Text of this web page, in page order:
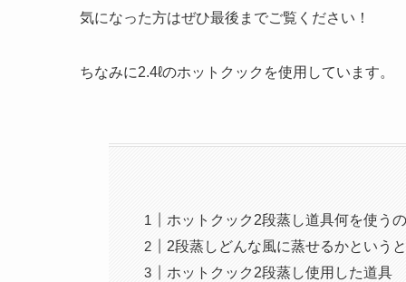
気になった方はぜひ最後までご覧ください！
ちなみに2.4ℓのホットクックを使用しています。
ホットクック2段蒸し道具何を使う
2段蒸しどんな風に蒸せるかというと
ホットクック2段蒸し使用した道具